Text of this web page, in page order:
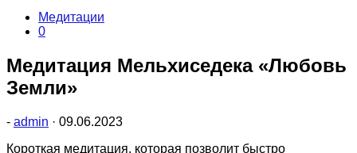
Медитации
0
Медитация Мельхиседека «Любовь
Земли»
- admin · 09.06.2023
Короткая медитация, которая позволит быстро